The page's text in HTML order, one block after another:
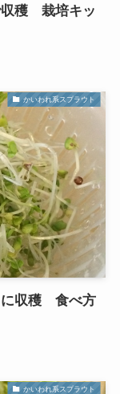
穫 栽培キッ
かいわれ系スプラウト
に収穫 食べ方
かいわれ系スプラウト